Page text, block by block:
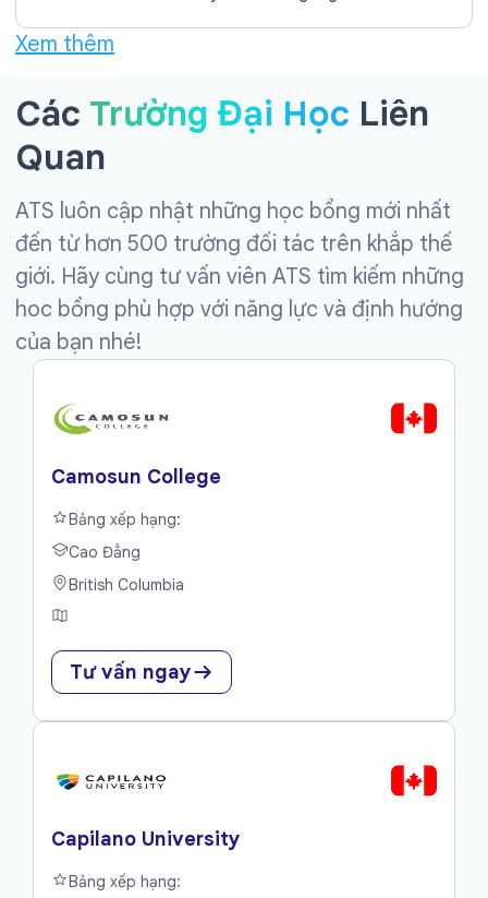
Xem thêm
Các Trường Đại Học Liên
Quan
ATS luôn cập nhật những học bổng mới nhất
đến từ hơn 500 trường đối tác trên khắp thế
giới. Hãy cùng tư vấn viên ATS tìm kiếm những
hoc bổng phù hợp với năng lực và định hướng
của bạn nhé!
Camosun College
Bảng xếp hạng:
Cao Đẳng
British Columbia
Tư vấn ngay
Capilano University
Bảng xếp hạng: